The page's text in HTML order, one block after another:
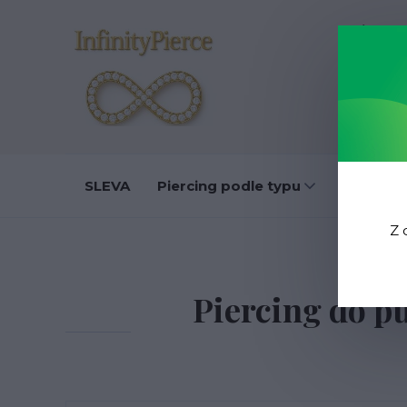
O nás
SLEVA Piercing podle typu
Piercing do
Z